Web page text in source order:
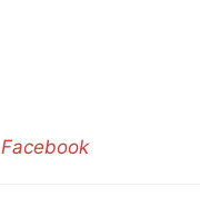
Facebook